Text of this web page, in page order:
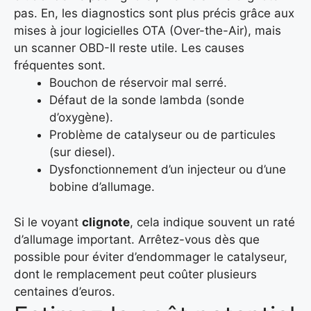
pas. En, les diagnostics sont plus précis grâce aux
mises à jour logicielles OTA (Over-the-Air), mais
un scanner OBD-II reste utile. Les causes
fréquentes sont.
Bouchon de réservoir mal serré.
Défaut de la sonde lambda (sonde
d’oxygène).
Problème de catalyseur ou de particules
(sur diesel).
Dysfonctionnement d’un injecteur ou d’une
bobine d’allumage.
Si le voyant clignote, cela indique souvent un raté
d’allumage important. Arrêtez-vous dès que
possible pour éviter d’endommager le catalyseur,
dont le remplacement peut coûter plusieurs
centaines d’euros.